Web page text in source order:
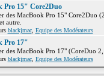
Pro 15" Core2Duo
des MacBook Pro 15" Core2Duo
autre.
blackjmac, Equipe des Modérateurs
Pro 17"
des MacBook Pro 17" (CoreDuo
blackjmac, Equipe des Modérateurs